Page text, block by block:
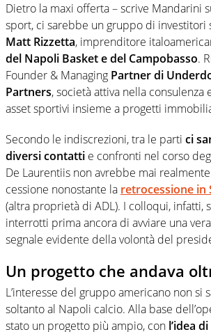
Dietro la maxi offerta – scrive Mandarini
sport, ci sarebbe un gruppo di investitori
Matt Rizzetta, imprenditore
del Napoli Basket e del Campobasso.
Founder & Managing Partner di
Partners, società attiva nella consulenza
asset sportivi insieme a progetti
Secondo le indiscrezioni, tra le parti ci
diversi contatti e confronti nel corso
De Laurentiis non avrebbe mai
cessione nonostante la retrocessione in
(altra proprietà di ADL). I colloqui, infatti,
interrotti prima ancora di avviare una
segnale evidente della volontà del
Un progetto che andava
L’interesse del gruppo americano non si
soltanto al Napoli calcio. Alla base
stato un progetto più ampio, con l’idea